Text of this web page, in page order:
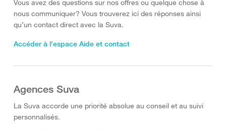
Vous avez des questions sur nos offres ou quelque chose à
nous communiquer? Vous trouverez ici des réponses ainsi
qu’un contact direct avec la Suva.
Accéder à l’espace Aide et contact
Agences Suva
La Suva accorde une priorité absolue au conseil et au suivi
personnalisés.